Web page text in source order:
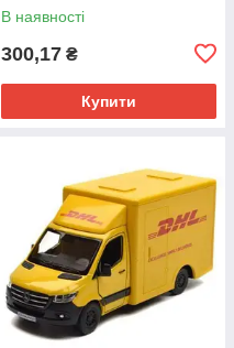
В наявності
300,17 ₴
Купити